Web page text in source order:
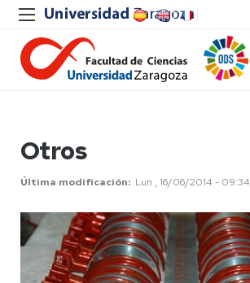
Otros
Última modificación Lun , 16/06/2014 - 09:34